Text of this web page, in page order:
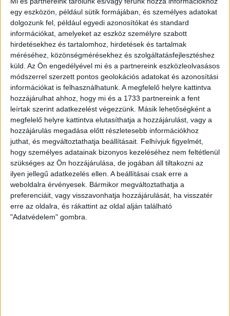
egy eszközön, például sütik formájában, és személyes adatokat
dolgozunk fel, például egyedi azonosítókat és standard
információkat, amelyeket az eszköz személyre szabott
hirdetésekhez és tartalomhoz, hirdetések és tartalmak
méréséhez, közönségmérésekhez és szolgáltatásfejlesztéshez
küld. Az Ön engedélyével mi és a partnereink eszközleolvasásos
módszerrel szerzett pontos geolokációs adatokat és azonosítási
információkat is felhasználhatunk. A megfelelő helyre kattintva
hozzájárulhat ahhoz, hogy mi és a 1733 partnereink a fent
leírtak szerint adatkezelést végezzünk. Másik lehetőségként a
megfelelő helyre kattintva elutasíthatja a hozzájárulást, vagy a
hozzájárulás megadása előtt részletesebb információkhoz
juthat, és megváltoztathatja beállításait. Felhívjuk figyelmét,
hogy személyes adatainak bizonyos kezeléséhez nem feltétlenül
szükséges az Ön hozzájárulása, de jogában áll tiltakozni az
ilyen jellegű adatkezelés ellen. A beállításai csak erre a
weboldalra érvényesek. Bármikor megváltoztathatja a
preferenciáit, vagy visszavonhatja hozzájárulását, ha visszatér
erre az oldalra, és rákattint az oldal alján található
"Adatvédelem" gombra.
Prym fényvisszaverő szál
Termék adatlap
Kötés kellék
2,890 Ft/ db
db Kosárba